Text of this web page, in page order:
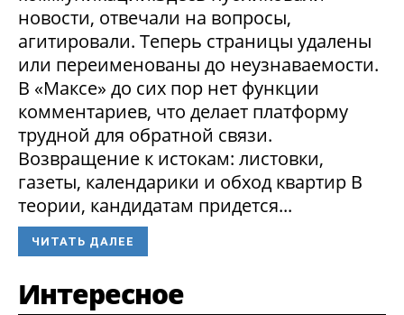
новости, отвечали на вопросы,
агитировали. Теперь страницы удалены
или переименованы до неузнаваемости.
В «Максе» до сих пор нет функции
комментариев, что делает платформу
трудной для обратной связи.
Возвращение к истокам: листовки,
газеты, календарики и обход квартир В
теории, кандидатам придется...
ЧИТАТЬ ДАЛЕЕ
Интересное